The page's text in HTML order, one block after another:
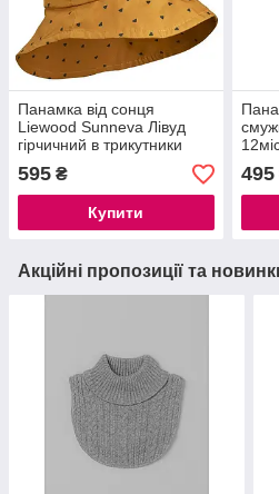
Панамка від сонця
Liewood Sunneva Лівуд
гірчичний в трикутники
Liewood 9-12 міс, 1-2 роки
595 ₴
Купити
495
Акційні пропозиції та